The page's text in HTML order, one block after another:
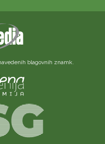
blagovnih znamk.